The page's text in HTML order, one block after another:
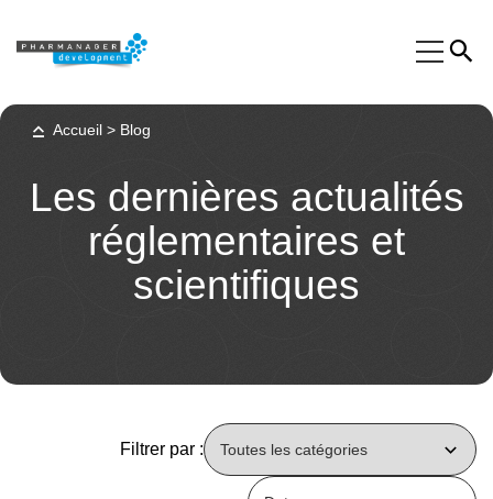
Expertises
Secteurs
Formations
Phinn®
Pheed®
À propos
Français
Accueil> Blog
Les dernières actualités
réglementaires et
scientifiques
Filtrer par :